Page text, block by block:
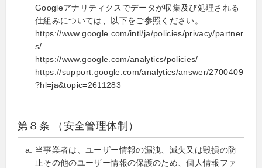
Googleアナリティクスでデータが収集及び処理される
仕組みについては、以下をご参照ください。
https://www.google.com/intl/ja/policies/privacy/partner
s/
https://www.google.com/analytics/policies/
https://support.google.com/analytics/answer/2700409
?hl=ja&topic=2611283
第８条 （安全管理体制）
当事業者は、ユーザー情報の漏洩、滅失又は毀損の防
止その他のユーザー情報の保護のため、個人情報ファ